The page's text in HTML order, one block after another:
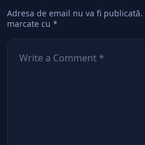
Adresa de email nu va fi publicată.
marcate cu *